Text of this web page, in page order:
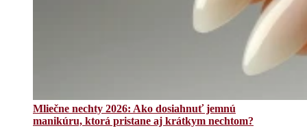
Mliečne nechty 2026: Ako dosiahnuť jemnú
manikúru, ktorá pristane aj krátkym nechtom?